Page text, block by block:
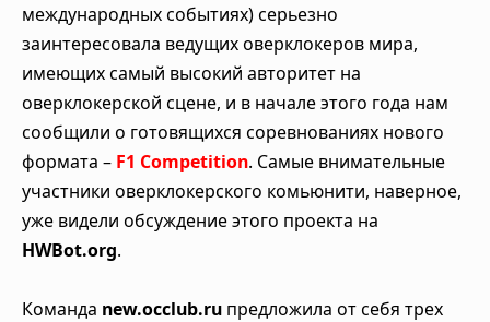
международных событиях) серьезно
заинтересовала ведущих оверклокеров мира,
имеющих самый высокий авторитет на
оверклокерской сцене, и в начале этого года нам
сообщили о готовящихся соревнованиях нового
формата – F1 Competition. Самые внимательные
участники оверклокерского комьюнити, наверное,
уже видели обсуждение этого проекта на
HWBot.org.
Команда new.occlub.ru предложила от себя трех